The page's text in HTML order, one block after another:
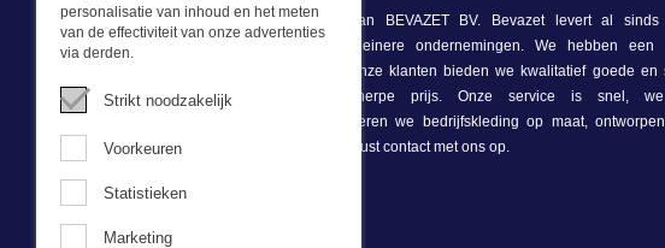
Deze webshop is onderdeel van BEVAZET BV. Bevazet levert al sinds
bedrijfskleding aan grote en kleinere ondernemingen. We hebben een
winkel/showroom in Brandwijk. Onze klanten bieden we kwalitatief goede en
bedrijfskleding tegen een scherpe prijs. Onze service is snel,
voorraadhoudend, daarnaast leveren we bedrijfskleding op maat,
onze eigen ontwerpster. Neem gerust contact met ons op.
Nieuwsbrief
personalisatie van inhoud en het meten
van de effectiviteit van onze advertenties
via derden.
Strikt noodzakelijk
Voorkeuren
Statistieken
Marketing